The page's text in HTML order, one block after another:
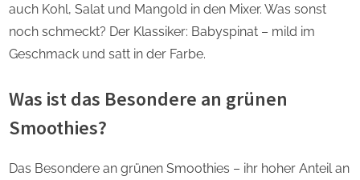
auch Kohl, Salat und Mangold in den Mixer. Was sonst
noch schmeckt? Der Klassiker: Babyspinat – mild im
Geschmack und satt in der Farbe.
Was ist das Besondere an grünen
Smoothies?
Das Besondere an grünen Smoothies – ihr hoher Anteil an